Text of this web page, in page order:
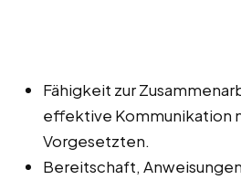
Fähigkeit zur
effektive Kommunikation
Vorgesetzten.
Bereitschaft,